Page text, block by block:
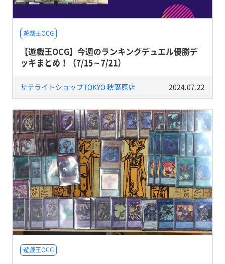
遊戯王OCG
【遊戯王OCG】今週のランキングデュエル優勝デ
ッキまとめ！（7/15～7/21）
サテライトショップTOKYO 秋葉原店 2024.07.22
遊戯王OCG